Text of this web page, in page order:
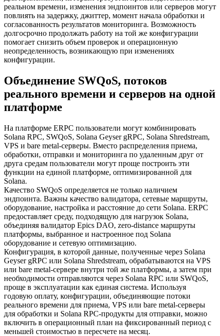
реальном времени, изменения эндпоинтов или серверов могут
повлиять на задержку, джиттер, момент начала обработки и
согласованность результатов мониторинга. Возможность
долгосрочно продолжать работу на той же конфигурации
помогает снизить объем проверок и операционную
неопределенность, возникающую при изменениях
конфигурации.
Объединение SWQoS, потоков
реального времени и серверов на одной
платформе
На платформе ERPC пользователи могут комбинировать
Solana RPC, SWQoS, Solana Geyser gRPC, Solana Shredstream,
VPS и bare metal-серверы. Вместо распределения приема,
обработки, отправки и мониторинга по удаленным друг от
друга средам пользователи могут проще построить эти
функции на единой платформе, оптимизированной для
Solana.
Качество SWQoS определяется не только наличием
эндпоинта. Важны качество валидатора, сетевые маршруты,
оборудование, настройка и расстояние до сети Solana. ERPC
предоставляет среду, подходящую для нагрузок Solana,
объединяя валидатор Epics DAO, zero-distance маршруты
платформы, выбранное и настроенное под Solana
оборудование и сетевую оптимизацию.
Конфигурация, в которой данные, полученные через Solana
Geyser gRPC или Solana Shredstream, обрабатываются на VPS
или bare metal-сервере внутри той же платформы, а затем при
необходимости отправляются через Solana RPC или SWQoS,
проще в эксплуатации как единая система. Используя
годовую оплату, конфигурации, объединяющие потоки
реального времени для приема, VPS или bare metal-серверы
для обработки и Solana RPC-продукты для отправки, можно
включить в операционный план на фиксированный период с
меньшей стоимостью в пересчете на месяц.